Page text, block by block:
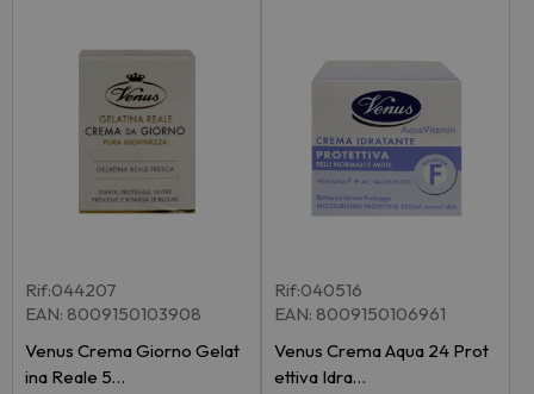
Rif:044207
EAN: 8009150103908
Venus Crema Giorno Gelat
ina Reale 5…
Rif:040516
EAN: 8009150106961
Venus Crema Aqua 24 Prot
ettiva Idra…